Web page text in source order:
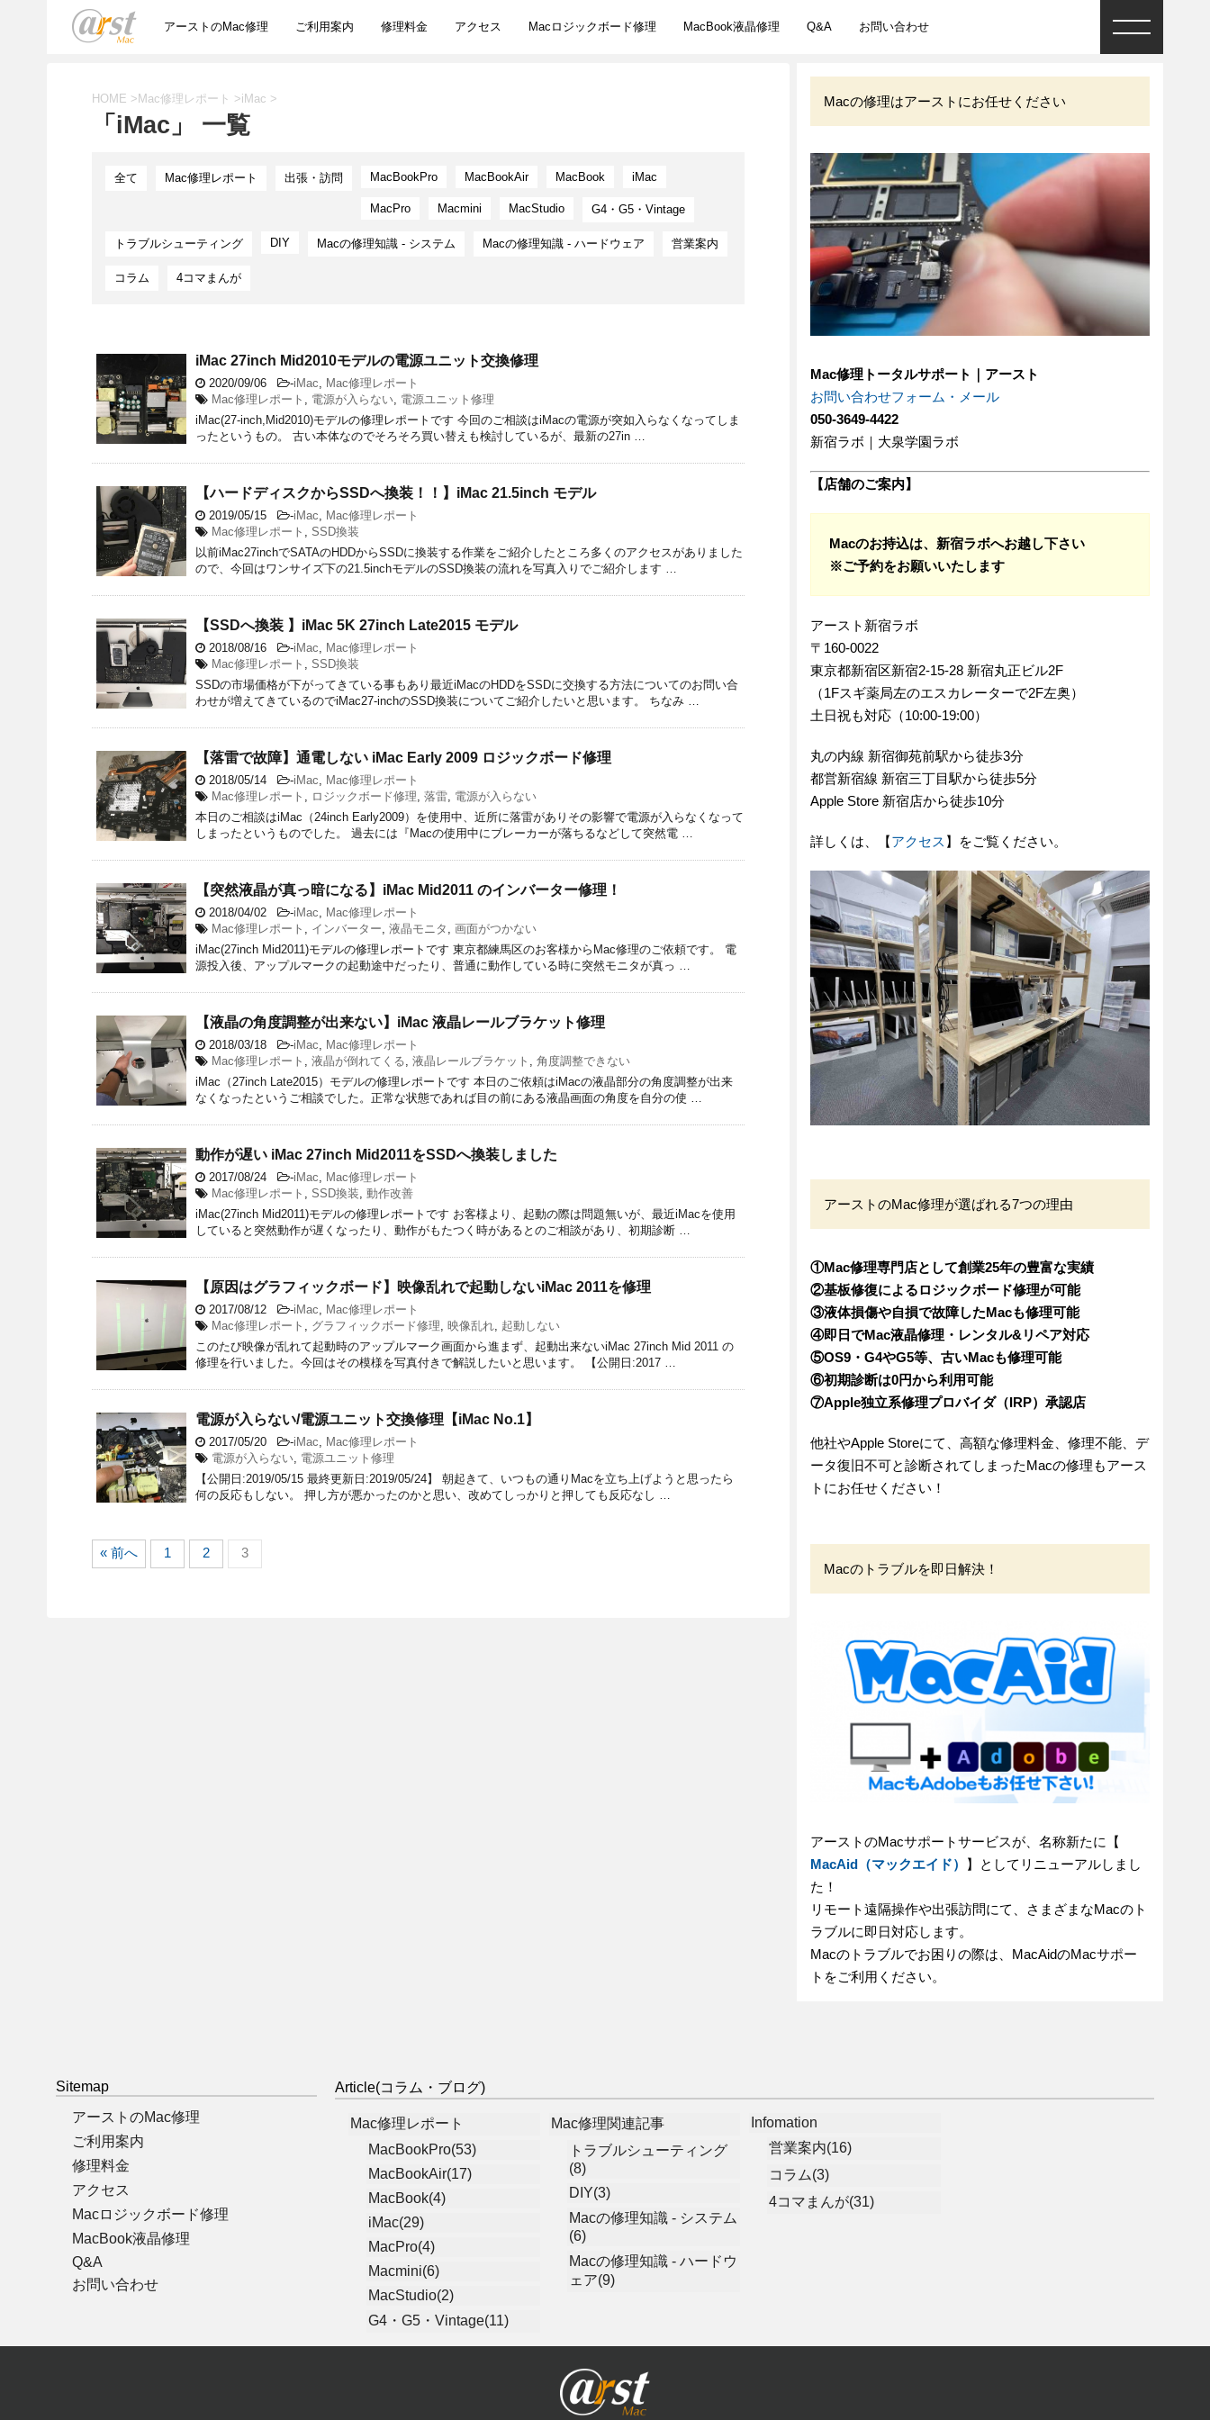
アーストのMac修理 ご利用案内 修理料金 アクセス Macロジックボード修理 MacBook液晶修理 Q&A お問い合わせ
HOME > Mac修理レポート >iMac >
「iMac」 一覧
全て Mac修理レポート 出張・訪問 MacBookPro MacBookAir MacBook iMac
MacPro Macmini MacStudio G4・G5・Vintage
トラブルシューティング DIY Macの修理知識 - システム Macの修理知識 - ハードウェア 営業案内
コラム 4コマまんが
iMac 27inch Mid2010モデルの電源ユニット交換修理
2020/09/06 -iMac, Mac修理レポート
Mac修理レポート , 電源が入らない, 電源ユニット修理
iMac(27-inch,Mid2010)モデルの修理レポートです 今回のご相談はiMacの電源が突如入らなくなってしま
ったというもの。 古い本体なのでそろそろ買い替えも検討しているが、最新の27in …
【ハードディスクからSSDへ換装！！】iMac 21.5inch モデル
2019/05/15 -iMac, Mac修理レポート
Mac修理レポート , SSD換装
以前iMac27inchでSATAのHDDからSSDに換装する作業をご紹介したところ多くのアクセスがありました
ので、今回はワンサイズ下の21.5inchモデルのSSD換装の流れを写真入りでご紹介します …
【SSDへ換装 】iMac 5K 27inch Late2015 モデル
2018/08/16 -iMac, Mac修理レポート
Mac修理レポート , SSD換装
SSDの市場価格が下がってきている事もあり最近iMacのHDDをSSDに交換する方法についてのお問い合
わせが増えてきているのでiMac27-inchのSSD換装についてご紹介したいと思います。 ちなみ …
【落雷で故障】通電しない iMac Early 2009 ロジックボード修理
2018/05/14 -iMac, Mac修理レポート
Mac修理レポート , ロジックボード修理, 落雷, 電源が入らない
本日のご相談はiMac（24inch Early2009）を使用中、近所に落雷がありその影響で電源が入らなくなって
しまったというものでした。 過去には『Macの使用中にブレーカーが落ちるなどして突然電 …
【突然液晶が真っ暗になる】iMac Mid2011 のインバーター修理！
2018/04/02 -iMac, Mac修理レポート
Mac修理レポート , インバーター, 液晶モニタ , 画面がつかない
iMac(27inch Mid2011)モデルの修理レポートです 東京都練馬区のお客様からMac修理のご依頼です。 電
源投入後、アップルマークの起動途中だったり、普通に動作している時に突然モニタが真っ …
【液晶の角度調整が出来ない】iMac 液晶レールブラケット修理
2018/03/18 -iMac, Mac修理レポート
Mac修理レポート , 液晶が倒れてくる, 液晶レールブラケット , 角度調整できない
iMac（27inch Late2015）モデルの修理レポートです 本日のご依頼はiMacの液晶部分の角度調整が出来
なくなったというご相談でした。正常な状態であれば目の前にある液晶画面の角度を自分の使 …
動作が遅い iMac 27inch Mid2011をSSDへ換装しました
2017/08/24 -iMac, Mac修理レポート
Mac修理レポート , SSD換装, 動作改善
iMac(27inch Mid2011)モデルの修理レポートです お客様より、起動の際は問題無いが、最近iMacを使用
していると突然動作が遅くなったり、動作がもたつく時があるとのご相談があり、初期診断 …
【原因はグラフィックボード】映像乱れで起動しないiMac 2011を修理
2017/08/12 -iMac, Mac修理レポート
Mac修理レポート , グラフィックボード修理, 映像乱れ, 起動しない
このたび映像が乱れて起動時のアップルマーク画面から進まず、起動出来ないiMac 27inch Mid 2011 の
修理を行いました。今回はその模様を写真付きで解説したいと思います。 【公開日:2017 …
電源が入らない/電源ユニット交換修理【iMac No.1】
2017/05/20 -iMac, Mac修理レポート
電源が入らない, 電源ユニット修理
【公開日:2019/05/15 最終更新日:2019/05/24】 朝起きて、いつもの通りMacを立ち上げようと思ったら
何の反応もしない。 押し方が悪かったのかと思い、改めてしっかりと押しても反応なし …
« 前へ 1 2 3
Macの修理はアーストにお任せください
Mac修理トータルサポート｜アースト
お問い合わせフォーム・メール
050-3649-4422
新宿ラボ｜大泉学園ラボ
【店舗のご案内】
Macのお持込は、新宿ラボへお越し下さい
※ご予約をお願いいたします
アースト新宿ラボ
〒160-0022
東京都新宿区新宿2-15-28 新宿丸正ビル2F
（1Fスギ薬局左のエスカレーターで2F左奥）
土日祝も対応（10:00-19:00）
丸の内線 新宿御苑前駅から徒歩3分
都営新宿線 新宿三丁目駅から徒歩5分
Apple Store 新宿店から徒歩10分
詳しくは、【アクセス 】をご覧ください。
アーストのMac修理が選ばれる7つの理由
①Mac修理専門店として創業25年の豊富な実績
②基板修復によるロジックボード修理が可能
③液体損傷や自損で故障したMacも修理可能
④即日でMac液晶修理・レンタル&リペア対応
⑤OS9・G4やG5等、古いMacも修理可能
⑥初期診断は0円から利用可能
⑦Apple独立系修理プロバイダ（IRP）承認店
他社やApple Storeにて、高額な修理料金、修理不能、デ
ータ復旧不可と診断されてしまったMacの修理もアース
トにお任せください！
Macのトラブルを即日解決！
アーストのMacサポートサービスが、名称新たに【
MacAid（マックエイド）
】としてリニューアルしまし
た！
リモート遠隔操作や出張訪問にて、さまざまなMacのト
ラブルに即日対応します。
Macのトラブルでお困りの際は、MacAidのMacサポー
トをご利用ください。
Sitemap
アーストのMac修理
ご利用案内
修理料金
アクセス
Macロジックボード修理
MacBook液晶修理
Q&A
お問い合わせ
Article(コラム・ブログ)
Mac修理レポート
MacBookPro(53)
MacBookAir(17)
MacBook(4)
iMac(29)
MacPro(4)
Macmini(6)
MacStudio(2)
G4・G5・Vintage(11)
Mac修理関連記事
トラブルシューティング
(8)
DIY(3)
Macの修理知識 - システム
(6)
Macの修理知識 - ハードウ
ェア(9)
Infomation
営業案内(16)
コラム(3)
4コマまんが(31)